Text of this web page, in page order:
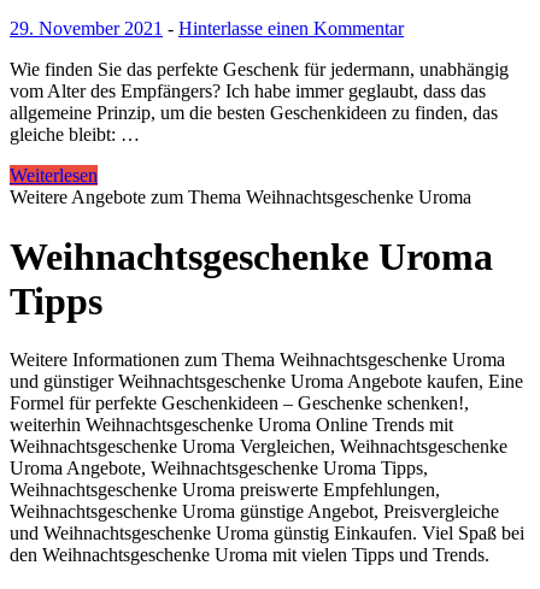
29. November 2021 - Hinterlasse einen Kommentar
Wie finden Sie das perfekte Geschenk für jedermann, unabhängig
vom Alter des Empfängers? Ich habe immer geglaubt, dass das
allgemeine Prinzip, um die besten Geschenkideen zu finden, das
gleiche bleibt: …
Weiterlesen
Weitere Angebote zum Thema Weihnachtsgeschenke Uroma
Weihnachtsgeschenke Uroma
Tipps
Weitere Informationen zum Thema Weihnachtsgeschenke Uroma
und günstiger Weihnachtsgeschenke Uroma Angebote kaufen, Eine
Formel für perfekte Geschenkideen – Geschenke schenken!,
weiterhin Weihnachtsgeschenke Uroma Online Trends mit
Weihnachtsgeschenke Uroma Vergleichen, Weihnachtsgeschenke
Uroma Angebote, Weihnachtsgeschenke Uroma Tipps,
Weihnachtsgeschenke Uroma preiswerte Empfehlungen,
Weihnachtsgeschenke Uroma günstige Angebot, Preisvergleiche
und Weihnachtsgeschenke Uroma günstig Einkaufen. Viel Spaß bei
den Weihnachtsgeschenke Uroma mit vielen Tipps und Trends.